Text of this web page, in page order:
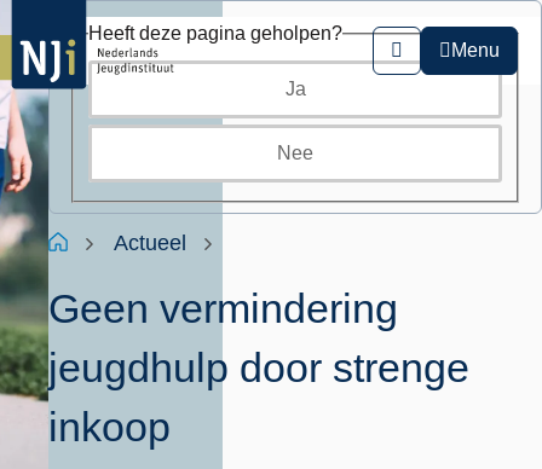
Overslaan
en
naar
de
inhoud
gaan
Zoeken
Menu
Kruimelpad
HomeActueel
Geen vermindering
jeugdhulp door strenge
inkoop
Heeft deze pagina geholpen?
Ja
Nee